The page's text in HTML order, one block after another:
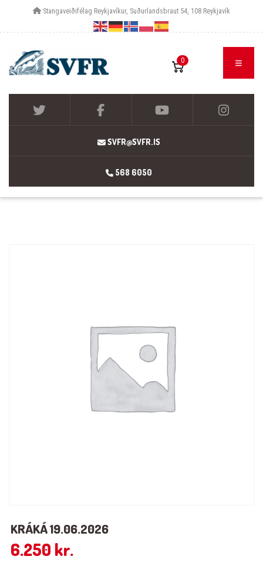
Stangaveiðifélag Reykjavíkur, Suðurlandsbraut 54, 108 Reykjavík
0
SVFR@SVFR.IS
568 6050
KRÁKÁ 19.06.2026
6.250 kr.